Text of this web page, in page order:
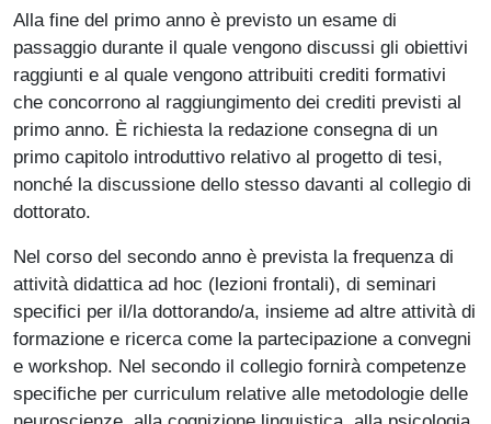
Alla fine del primo anno è previsto un esame di
passaggio durante il quale vengono discussi gli obiettivi
raggiunti e al quale vengono attribuiti crediti formativi
che concorrono al raggiungimento dei crediti previsti al
primo anno. È richiesta la redazione consegna di un
primo capitolo introduttivo relativo al progetto di tesi,
nonché la discussione dello stesso davanti al collegio di
dottorato.
Nel corso del secondo anno è prevista la frequenza di
attività didattica ad hoc (lezioni frontali), di seminari
specifici per il/la dottorando/a, insieme ad altre attività di
formazione e ricerca come la partecipazione a convegni
e workshop. Nel secondo il collegio fornirà competenze
specifiche per curriculum relative alle metodologie delle